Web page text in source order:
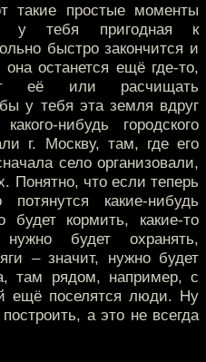
такие простые моменты
у тебя пригодная к
быстро закончится и
останется ещё где-то,
её или расчищать
у тебя эта земля вдруг
нибудь городского
г. Москву, там, где его
село организовали,
Понятно, что если теперь
какие-нибудь
будет кормить, какие-то
будет охранять,
– значит, нужно будет
там рядом, например, с
ещё поселятся люди. Ну
а это не всегда